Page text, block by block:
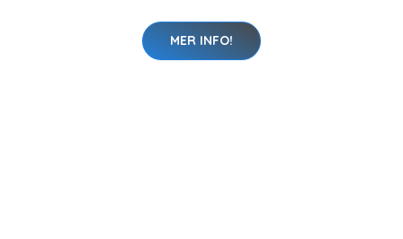
MER INFO!